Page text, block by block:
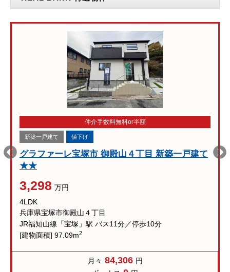
仲介手数料無料or半額
新築一戸建て 値下げ
グラファーレ宝塚市 御殿山４丁目 新築一戸建て
★★
3,298 万円
4LDK
兵庫県宝塚市御殿山４丁目
JR福知山線「宝塚」駅 バス11分／停歩10分
[建物面積] 97.09m2
月々 84,306 円